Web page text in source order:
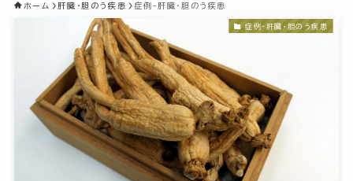
ホーム 肝臓・胆のう疾患 症例-肝臓・胆のう疾患
症例-肝臓・胆のう疾患